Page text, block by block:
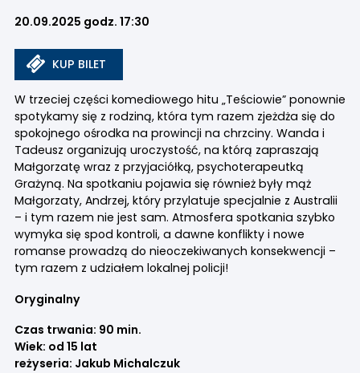
20.09.2025 godz. 17:30
KUP BILET
W trzeciej części komediowego hitu „Teściowie” ponownie
spotykamy się z rodziną, która tym razem zjeżdża się do
spokojnego ośrodka na prowincji na chrzciny. Wanda i
Tadeusz organizują uroczystość, na którą zapraszają
Małgorzatę wraz z przyjaciółką, psychoterapeutką
Grażyną. Na spotkaniu pojawia się również były mąż
Małgorzaty, Andrzej, który przylatuje specjalnie z Australii
– i tym razem nie jest sam. Atmosfera spotkania szybko
wymyka się spod kontroli, a dawne konflikty i nowe
romanse prowadzą do nieoczekiwanych konsekwencji –
tym razem z udziałem lokalnej policji!
Oryginalny
Czas trwania: 90 min.
Wiek: od 15 lat
reżyseria: Jakub Michalczuk